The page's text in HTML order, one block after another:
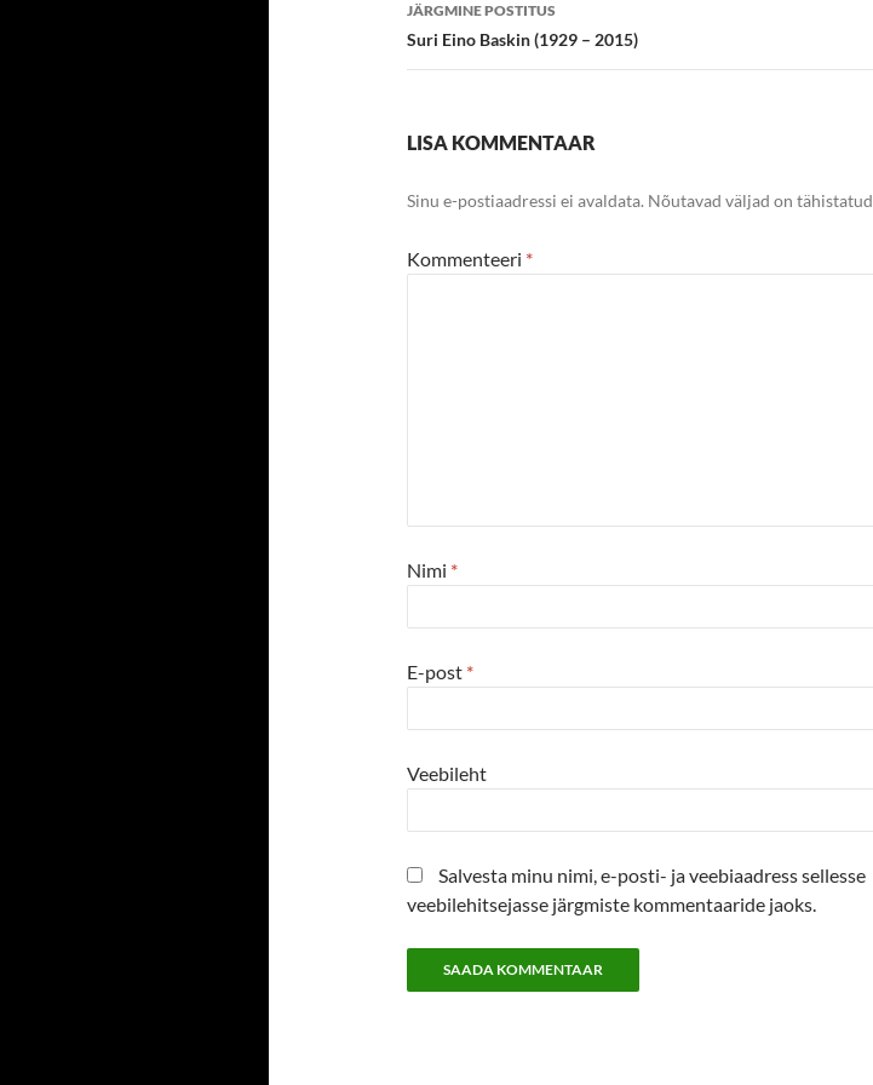
JÄRGMINE POSTITUS
Suri Eino Baskin (1929 – 2015)
LISA KOMMENTAAR
Sinu e-postiaadressi ei avaldata. Nõutavad väljad on tähistatud
Kommenteeri *
Nimi *
E-post *
Veebileht
Salvesta minu nimi, e-posti- ja veebiaadress sellesse
veebilehitsejasse järgmiste kommentaaride jaoks.